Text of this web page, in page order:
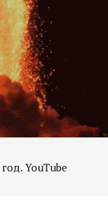
YouTube